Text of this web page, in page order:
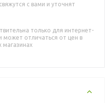
с вами и уточнят
только для интернет-
может отличаться от цен в
магазинах